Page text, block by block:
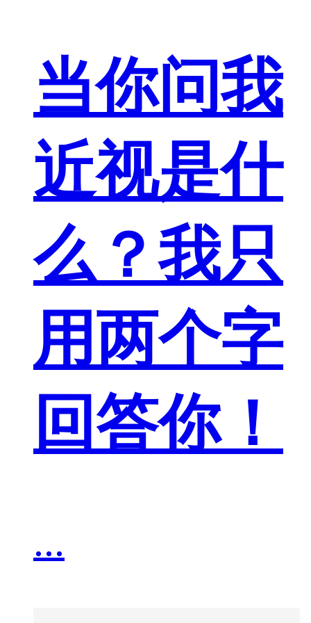
当你问我
近视是什
么？我只
用两个字
回答你！
...